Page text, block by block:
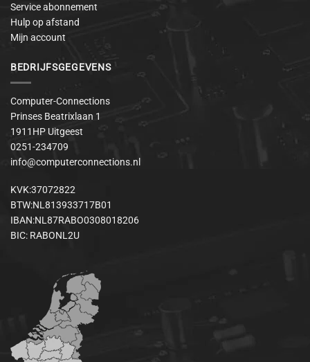
Service abonnement
Hulp op afstand
Mijn account
BEDRIJFSGEGEVENS
Computer-Connections
Prinses Beatrixlaan 1
1911HP Uitgeest
0251-234709
info@computerconnections.nl
KVK:37072822
BTW:NL813933717B01
IBAN:NL87RABO0308018206
BIC: RABONL2U